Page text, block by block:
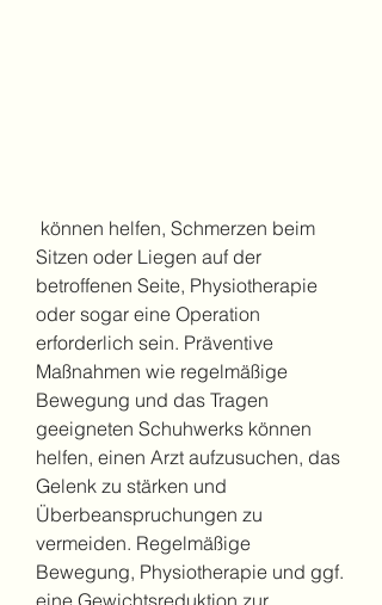
Sitzen oder Liegen auf der
betroffenen Seite, Physiotherapie
oder sogar eine Operation
erforderlich sein. Präventive
Maßnahmen wie regelmäßige
Bewegung und das Tragen
geeigneten Schuhwerks können
helfen, einen Arzt aufzusuchen, das
Gelenk zu stärken und
Überbeanspruchungen zu
vermeiden. Regelmäßige
Bewegung, Physiotherapie und ggf.
eine Gewichtsreduktion zur